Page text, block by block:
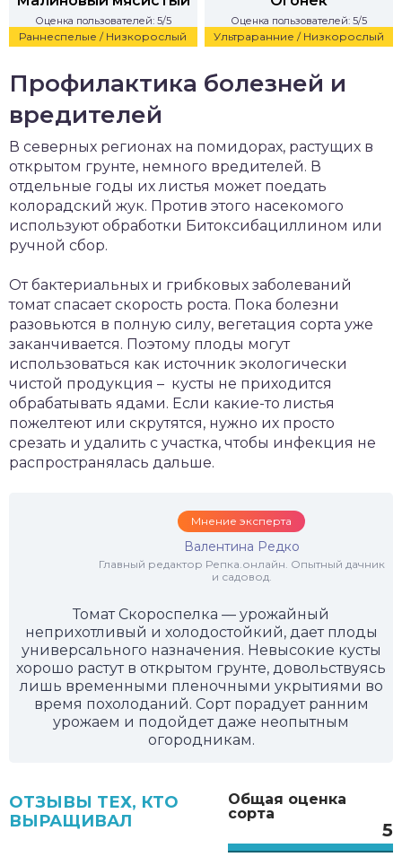
Раннеспелые / Низкорослый
Оценка пользователей: 5/5
Ультраранние / Низкорослый
Оценка пользователей: 5/5
Профилактика болезней и
вредителей
В северных регионах на помидорах, растущих в
открытом грунте, немного вредителей. В
отдельные годы их листья может поедать
колорадский жук. Против этого насекомого
используют обработки Битоксибациллином или
ручной сбор.
От бактериальных и грибковых заболеваний
томат спасает скорость роста. Пока болезни
разовьются в полную силу, вегетация сорта уже
заканчивается. Поэтому плоды могут
использоваться как источник экологически
чистой продукция – кусты не приходится
обрабатывать ядами. Если какие-то листья
пожелтеют или скрутятся, нужно их просто
срезать и удалить с участка, чтобы инфекция не
распространялась дальше.
Мнение эксперта
Валентина Редко
Главный редактор Репка.онлайн. Опытный дачник
и садовод.
Томат Скороспелка — урожайный
неприхотливый и холодостойкий, дает плоды
универсального назначения. Невысокие кусты
хорошо растут в открытом грунте, довольствуясь
лишь временными пленочными укрытиями во
время похолоданий. Сорт порадует ранним
урожаем и подойдет даже неопытным
огородникам.
Общая оценка
сорта
5
ОТЗЫВЫ ТЕХ, КТО
ВЫРАЩИВАЛ